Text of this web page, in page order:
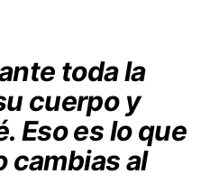
toda la
cuerpo y
Eso es lo que
cambias al